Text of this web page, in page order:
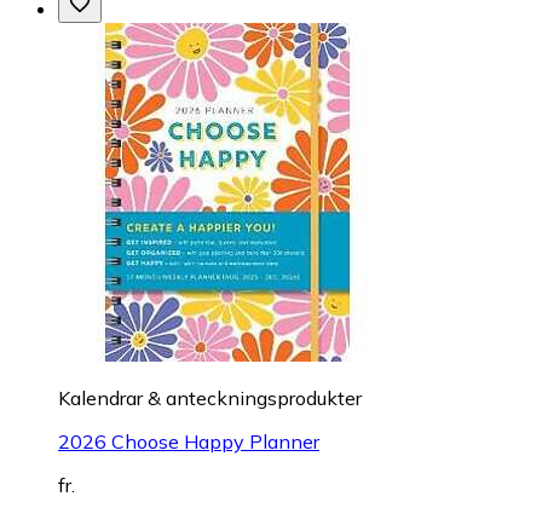
Kalendrar & anteckningsprodukter
2026 Choose Happy Planner
fr.